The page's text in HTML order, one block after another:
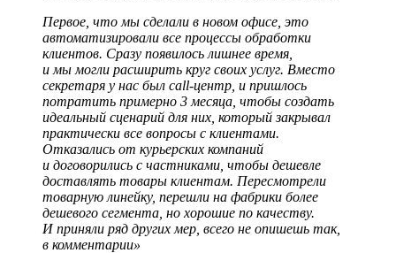
Первое, что мы сделали в новом офисе, это
автоматизировали все процессы обработки
клиентов. Сразу появилось лишнее время,
и мы могли расширить круг своих услуг. Вместо
секретаря у нас был call-центр, и пришлось
потратить примерно 3 месяца, чтобы создать
идеальный сценарий для них, который закрывал
практически все вопросы с клиентами.
Отказались от курьерских компаний
и договорились с частниками, чтобы дешевле
доставлять товары клиентам. Пересмотрели
товарную линейку, перешли на фабрики более
дешевого сегмента, но хорошие по качеству.
И приняли ряд других мер, всего не опишешь так,
в комментарии»